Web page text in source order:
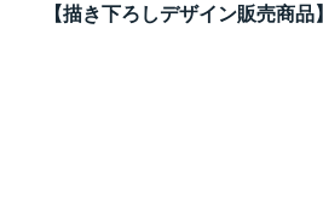
【描き下ろしデザイン販売商品】